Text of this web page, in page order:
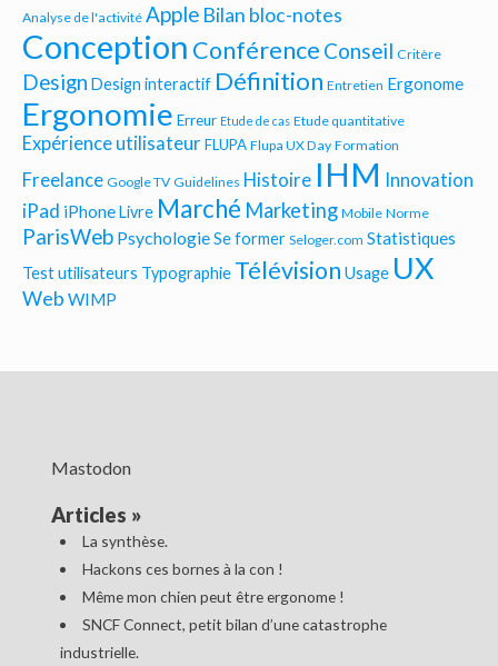
Analyse de l'activité Apple Bilan bloc-notes
Conception Conférence Conseil Critère
Design Design interactif Définition Entretien Ergonome
Ergonomie Erreur Etude de cas Etude quantitative
Expérience utilisateur FLUPA Flupa UX Day Formation
Freelance Google TV Guidelines Histoire IHM Innovation
iPad iPhoneLivre Marché Marketing Mobile Norme
ParisWeb PsychologieSe former Seloger.com Statistiques
Test utilisateurs Typographie Télévision Usage UX
Web WIMP
Mastodon
Articles »
La synthèse.
Hackons ces bornes à la con !
Même mon chien peut être ergonome !
SNCF Connect, petit bilan d’une catastrophe
industrielle.